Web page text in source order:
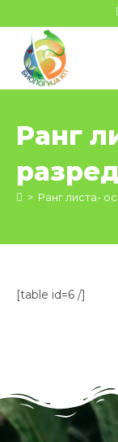
Ранг
разред
> Ранг листа-
[table id=6 /]